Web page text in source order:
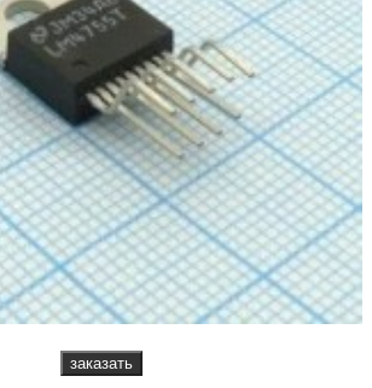
заказать